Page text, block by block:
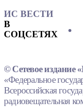
ИС ВЕСТИ
В
СОЦСЕТЯХ
© Сетевое издание
«Федеральное
Всероссийская
радиовещательная